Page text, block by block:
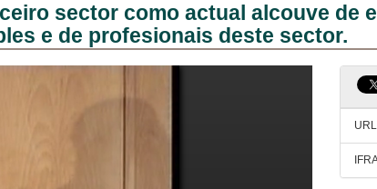
sector como actual alcouve de
e de profesionais deste sector.